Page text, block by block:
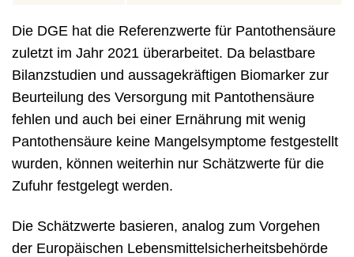
Die DGE hat die Referenzwerte für Pantothensäure
zuletzt im Jahr 2021 überarbeitet. Da belastbare
Bilanzstudien und aussagekräftigen Biomarker zur
Beurteilung des Versorgung mit Pantothensäure
fehlen und auch bei einer Ernährung mit wenig
Pantothensäure keine Mangelsymptome festgestellt
wurden, können weiterhin nur Schätzwerte für die
Zufuhr festgelegt werden.
Die Schätzwerte basieren, analog zum Vorgehen
der Europäischen Lebensmittelsicherheitsbehörde